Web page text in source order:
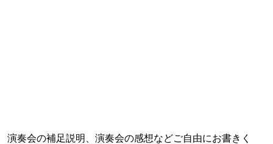
演奏会の補足説明、演奏会の感想などご自由にお書きく